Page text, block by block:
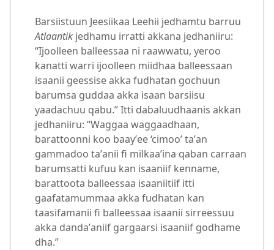
Barsiistuun Jeesiikaa Leehii jedhamtu barruu
Atlaantik jedhamu irratti akkana jedhaniiru:
“Ijoolleen balleessaa ni raawwatu, yeroo
kanatti warri ijoolleen miidhaa balleessaan
isaanii geessise akka fudhatan gochuun
barumsa guddaa akka isaan barsiisu
yaadachuu qabu.” Itti dabaluudhaanis akkan
jedhaniiru: “Waggaa waggaadhaan,
barattoonni koo baayʼee ‘cimoo’ taʼan
gammadoo taʼanii fi milkaaʼina qaban carraan
barumsatti kufuu kan isaaniif kenname,
barattoota balleessaa isaaniitiif itti
gaafatamummaa akka fudhatan kan
taasifamanii fi balleessaa isaanii sirreessuu
akka dandaʼaniif gargaarsi isaaniif godhame
dha.”